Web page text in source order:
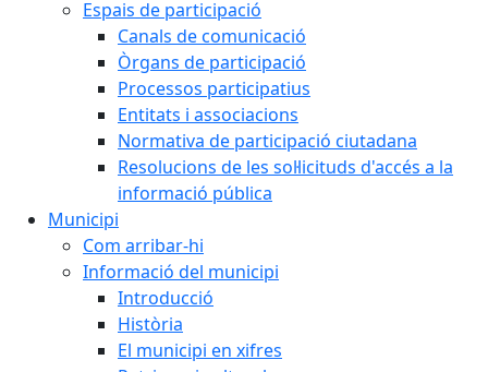
Espais de participació
Canals de comunicació
Òrgans de participació
Processos participatius
Entitats i associacions
Normativa de participació ciutadana
Resolucions de les sol·licituds d'accés a la
informació pública
Municipi
Com arribar-hi
Informació del municipi
Introducció
Història
El municipi en xifres